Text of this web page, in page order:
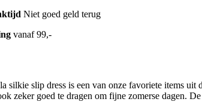
Niet goed geld terug
vanaf 99,-
silkie slip dress is een van onze favoriete items
zeker goed te dragen om fijne zomerse dagen.